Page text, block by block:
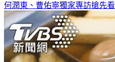
何潤東、曹佑寧獨家專訪搶先看